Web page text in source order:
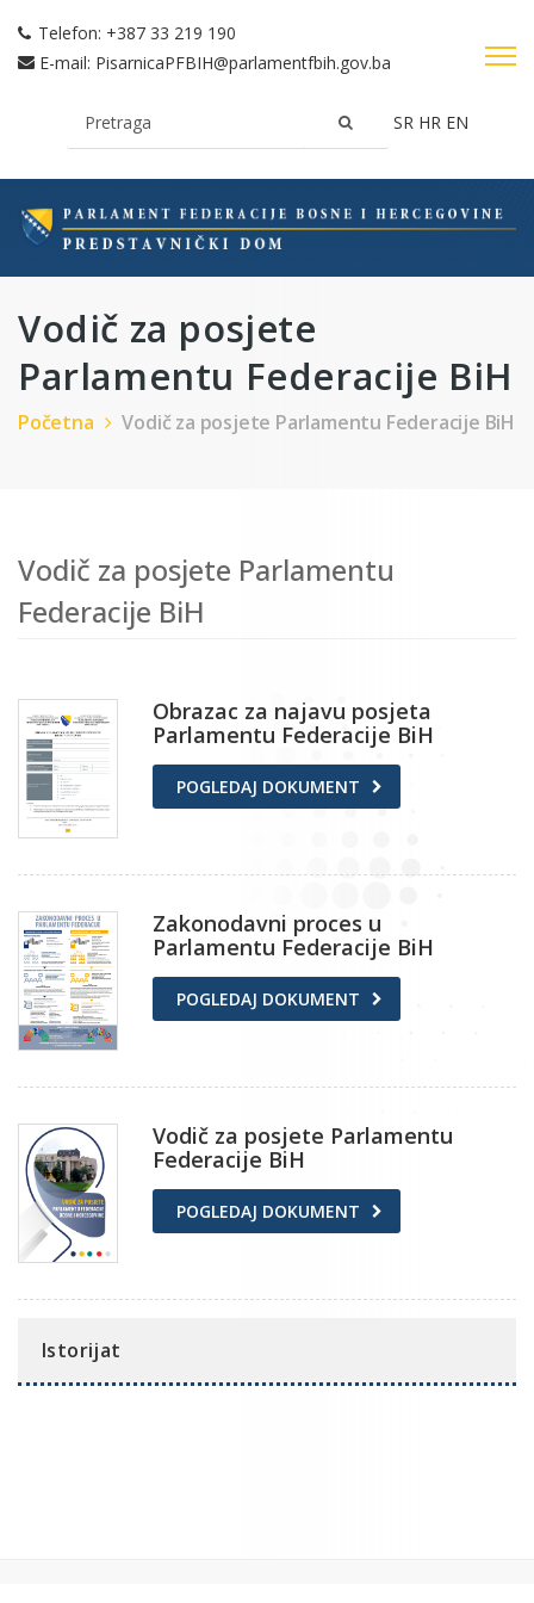
Telefon: +387 33 219 190
E-mail: PisarnicaPFBIH@parlamentfbih.gov.ba
SR HR EN
Vodič za posjete
Parlamentu Federacije BiH
Početna Vodič za posjete Parlamentu Federacije BiH
Vodič za posjete Parlamentu
Federacije BiH
Obrazac za najavu posjeta
Parlamentu Federacije BiH
POGLEDAJ DOKUMENT
Zakonodavni proces u
Parlamentu Federacije BiH
POGLEDAJ DOKUMENT
Vodič za posjete Parlamentu
Federacije BiH
POGLEDAJ DOKUMENT
Istorijat